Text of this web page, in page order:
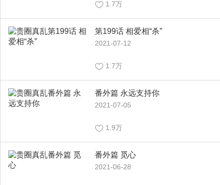
1.7万
第199话 相爱相“杀”
2021-07-12
1.7万
番外篇 永远支持你
2021-07-05
1.9万
番外篇 觅心
2021-06-28